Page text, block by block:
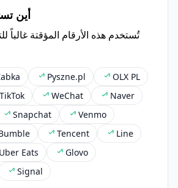
أين
تُستخدم هذه الأرقام المؤقتة
Pyszne.pl
OLX PL
TikTok WeChat
Naver
Snapchat
Venmo
Tencent
Line
Uber Eats
Glovo
Signal